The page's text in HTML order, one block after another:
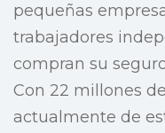
pequeñas
trabajadores
compran su
Con 22 millones
actualmente de